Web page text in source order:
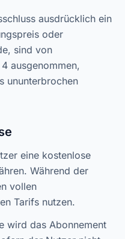
ausdrücklich ein
oder
sind von
ausgenommen,
ununterbrochen
eine kostenlose
Während der
vollen
Tarifs nutzen.
wird das Abonnement